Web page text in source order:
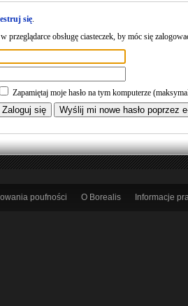
się
przeglądarce obsługę ciasteczek, by móc się
Zapamiętaj moje hasło na tym komputerze
poufności O Borealis Informacje